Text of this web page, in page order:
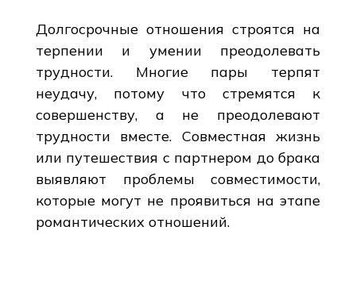
Долгосрочные отношения строятся на
терпении и умении преодолевать
трудности. Многие пары терпят
неудачу, потому что стремятся к
совершенству, а не преодолевают
трудности вместе. Совместная жизнь
или путешествия с партнером до брака
выявляют проблемы совместимости,
которые могут не проявиться на этапе
романтических отношений.